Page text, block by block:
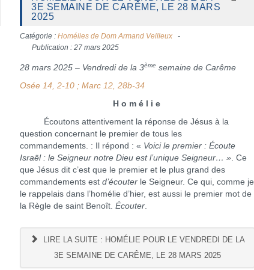
3E SEMAINE DE CARÊME, LE 28 MARS
2025
Catégorie :Homélies de Dom Armand Veilleux
Publication : 27 mars 2025
28 mars 2025 – Vendredi de la 3ème semaine de Carême
Osée 14, 2-10 ; Marc 12, 28b-34
H o m é l i e
Écoutons attentivement la réponse de Jésus à la
question concernant le premier de tous les
commandements. : Il répond : « Voici le premier : Écoute
Israël : le Seigneur notre Dieu est l’unique Seigneur… ». Ce
que Jésus dit c’est que le premier et le plus grand des
commandements estd’écouter le Seigneur. Ce qui, comme je
le rappelais dans l’homélie d’hier, est aussi le premier mot de
la Règle de saint Benoît.Écouter.
LIRE LA SUITE : HOMÉLIE POUR LE VENDREDI DE LA
3E SEMAINE DE CARÊME, LE 28 MARS 2025